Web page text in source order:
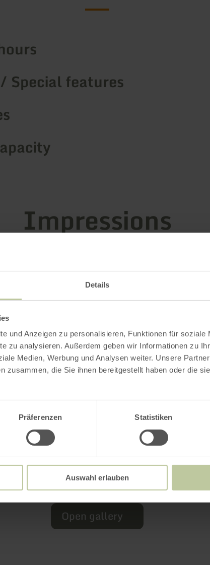
Details
und Anzeigen zu personalisieren, Funktionen für soziale
zu analysieren. Außerdem geben wir Informationen zu
Medien, Werbung und Analysen weiter. Unsere
zusammen, die Sie ihnen bereitgestellt haben oder die
Präferenzen Statistiken
Auswahl erlauben
Special features
Impressions
Open gallery